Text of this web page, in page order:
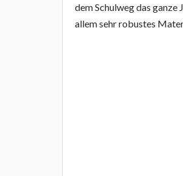
dem Schulweg das
allem sehr robustes